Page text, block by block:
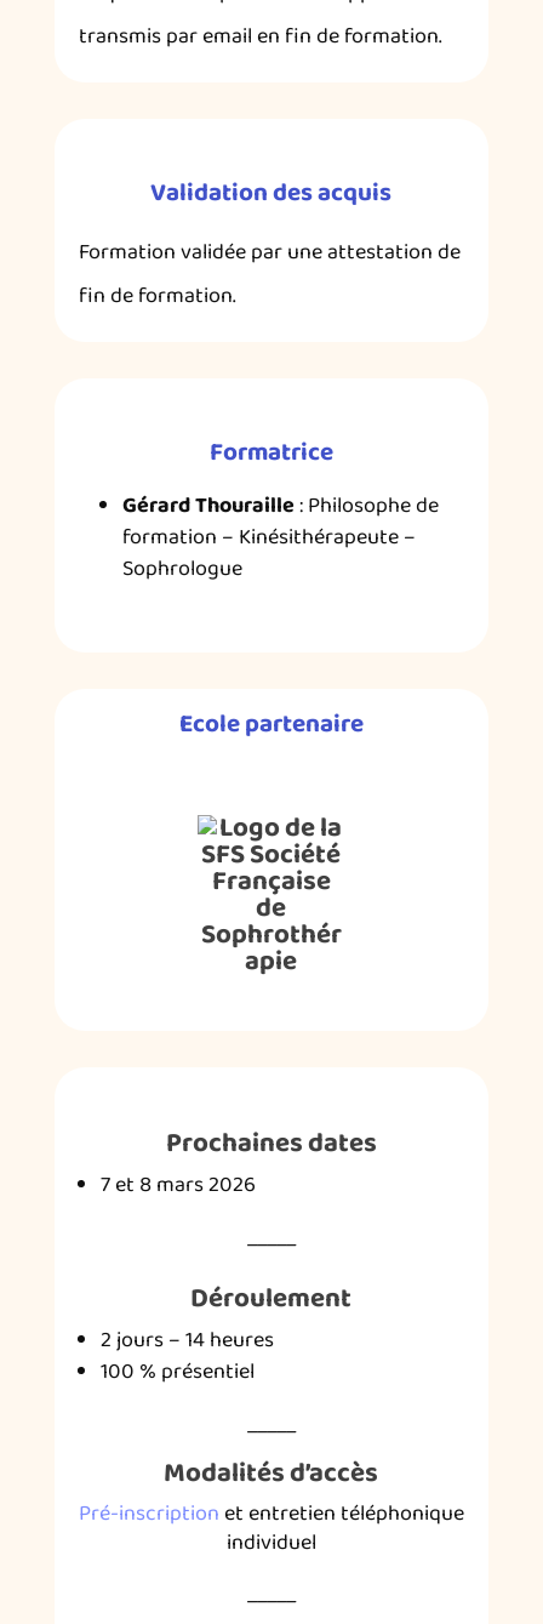
transmis par email en fin de formation.
Validation des acquis
Formation validée par une attestation de
fin de formation.
Formatrice
Gérard Thouraille: Philosophe de
formation – Kinésithérapeute –
Sophrologue
Ecole partenaire
Prochaines dates
7 et 8 mars 2026
_____
Déroulement
2 jours – 14 heures
100 % présentiel
_____
Modalités d’accès
Pré-inscriptionet entretien téléphonique
individuel
_____